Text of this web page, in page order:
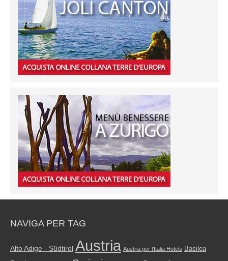
NAVIGA PER TAG
Alto Adige - Südtirol Austria Austria per l'Italia Hotels Basilea